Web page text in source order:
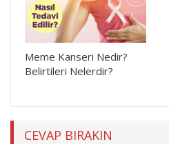
Meme Kanseri Nedir?
Belirtileri Nelerdir?
CEVAP BIRAKIN